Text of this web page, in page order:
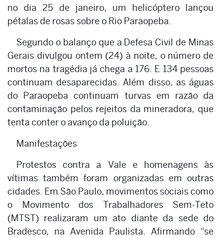
no dia 25 de janeiro, um helicóptero lançou
pétalas de rosas sobre o Rio Paraopeba.
Segundo o balanço que a Defesa Civil de Minas
Gerais divulgou ontem (24) à noite, o número de
mortos na tragédia já chega a 176. E 134 pessoas
continuam desaparecidas. Além disso, as águas
do Paraopeba continuam turvas em razão da
contaminação pelos rejeitos da mineradora, que
tenta conter o avanço da poluição.
Manifestações
Protestos contra a Vale e homenagens às
vítimas também foram organizadas em outras
cidades. Em São Paulo, movimentos sociais como
o Movimento dos Trabalhadores Sem-Teto
(MTST) realizaram um ato diante da sede do
Bradesco, na Avenida Paulista. Afirmando “se